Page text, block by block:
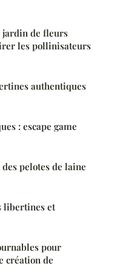
jardin de fleurs
les pollinisateurs
authentiques
: escape game
pelotes de laine
libertines et
pour
création de